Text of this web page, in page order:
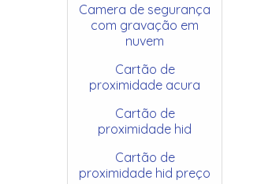
Camera de segurança
com gravação em
nuvem
Cartão de
proximidade acura
Cartão de
proximidade hid
Cartão de
proximidade hid preço